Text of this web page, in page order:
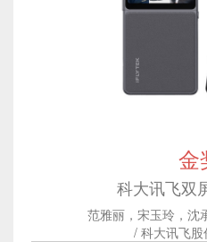
金
科大讯飞双
范雅丽，宋玉玲，沈
/ 科大讯飞股